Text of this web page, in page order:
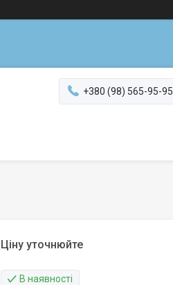
+380 (98) 565-95-95
Ціну уточнюйте
В наявності